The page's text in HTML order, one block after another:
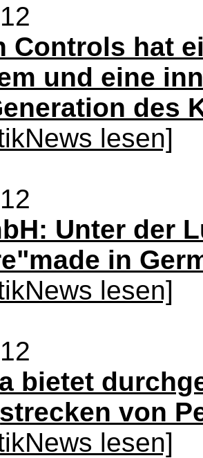
Controls hat
und eine
des
lesen]
Unter der
in
lesen]
bietet
von
lesen]